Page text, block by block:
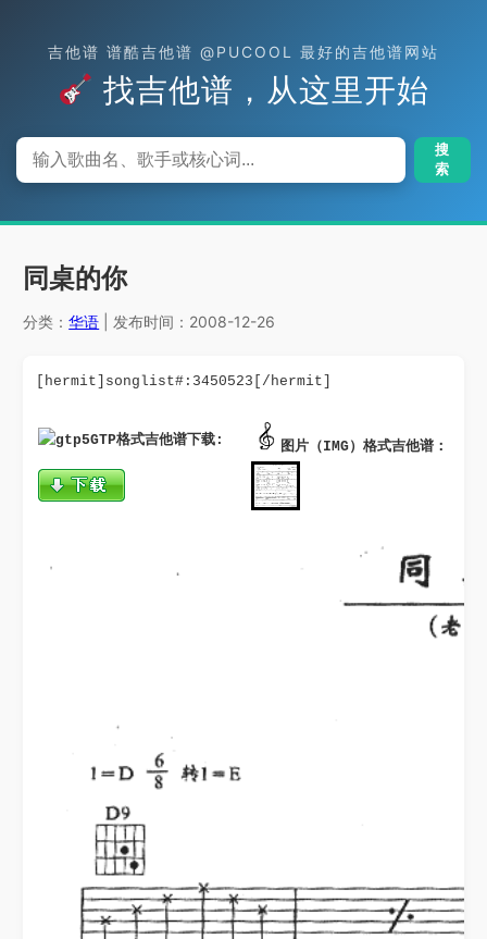
吉他谱 谱酷吉他谱 @PUCOOL 最好的吉他谱网站
找吉他谱，从这里开始
搜
索
同桌的你
分类：华语 | 发布时间：2008-12-26
[hermit]songlist#:3450523[/hermit]
GTP格式吉他谱下载: 图片（IMG）格式吉他谱：